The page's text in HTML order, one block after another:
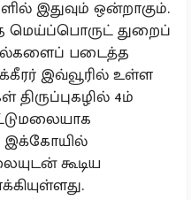
இதுவும் ஒன்றாகும்.
மெய்ப்பொருட் துறைப்
படைத்த
இவ்வூரில் உள்ள
4ம்
இக்கோயில்
கூடிய